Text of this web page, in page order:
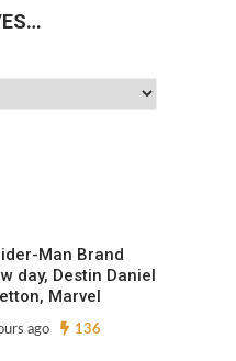
Man Brand
day, Destin Daniel
Marvel
ago 136